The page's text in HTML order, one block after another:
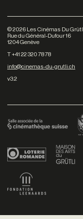
©2026 Les Cinémas Du
Rue du Général-Dufour 16
1204 Genève
T +41 22 320 78 78
info@cinemas-du-grutli.ch
v3.2